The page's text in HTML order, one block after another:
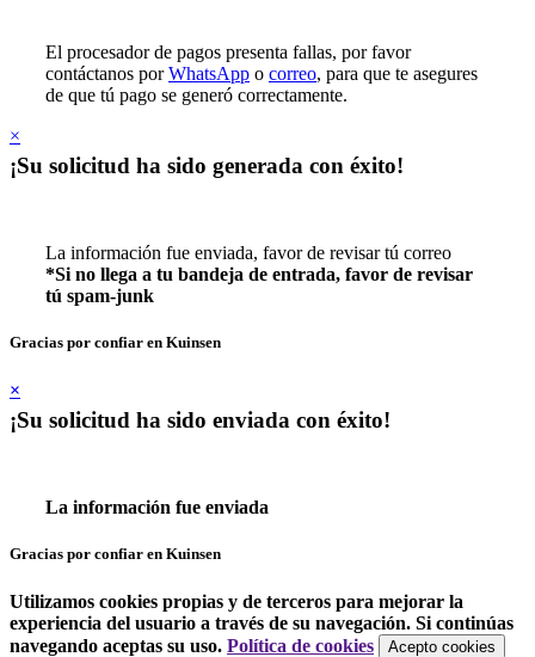
El procesador de pagos presenta fallas, por favor
contáctanos porWhatsApp o correo, para que te asegures
de que tú pago se generó correctamente.
×
¡Su solicitud ha sido generada con éxito!
La información fue enviada, favor de revisar tú correo
*Si no llega a tu bandeja de entrada, favor de revisar
tú spam-junk
Gracias por confiar en Kuinsen
×
¡Su solicitud ha sido enviada con éxito!
La información fue enviada
Gracias por confiar en Kuinsen
Utilizamos cookies propias y de terceros para mejorar la
experiencia del usuario a través de su navegación. Si continúas
navegando aceptas su uso. Política de cookies Acepto cookies